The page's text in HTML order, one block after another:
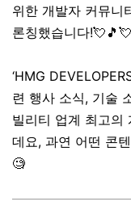
위한 개발자 커뮤니
론칭했습니다!💘🎵💘
‘HMG
련 행사 소식, 기술
빌리티 업계 최고의
데요, 과연 어떤 콘
🧐